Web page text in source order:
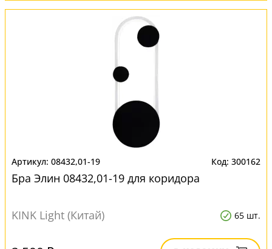
08432,01-19 300162
Бра Элин 08432,01-19 для коридора
KINK Light (Китай) 65 шт.